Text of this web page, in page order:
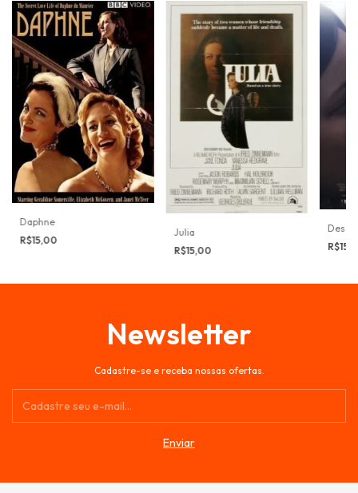
Daphne
R$15,00
Julia
R$15,00
Newsletter
Cadastre-se e receba nossas ofertas.